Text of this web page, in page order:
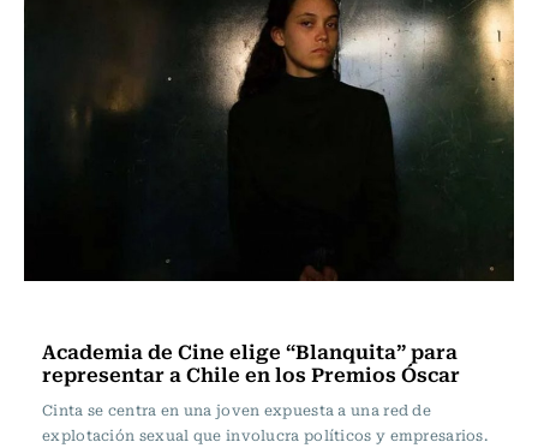
Academia de Cine elige “Blanquita” para
representar a Chile en los Premios Óscar
Cinta se centra en una joven expuesta a una red de
explotación sexual que involucra políticos y empresarios.